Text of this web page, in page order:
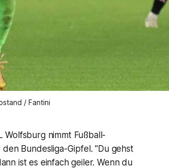
/ Fantini
Wolfsburg nimmt Fußball-
Bundesliga-Gipfel. "Du gehst
ist es einfach geiler. Wenn du